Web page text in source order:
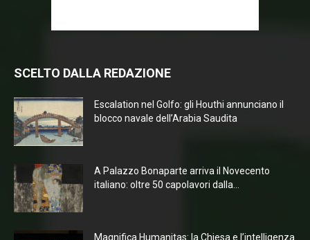
SCELTO DALLA REDAZIONE
Escalation nel Golfo: gli Houthi annunciano il
blocco navale dell’Arabia Saudita
A Palazzo Bonaparte arriva il Novecento
italiano: oltre 50 capolavori dalla...
Magnifica Humanitas: la Chiesa e l’intelligenza